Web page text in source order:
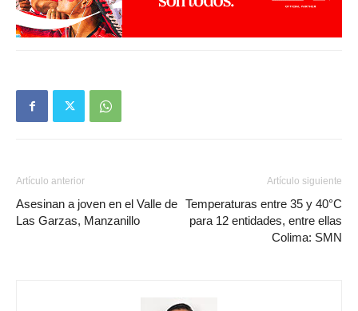
Artículo anterior
Asesinan a joven en el Valle de
Las Garzas, Manzanillo
Artículo siguiente
Temperaturas entre 35 y 40°C
para 12 entidades, entre ellas
Colima: SMN